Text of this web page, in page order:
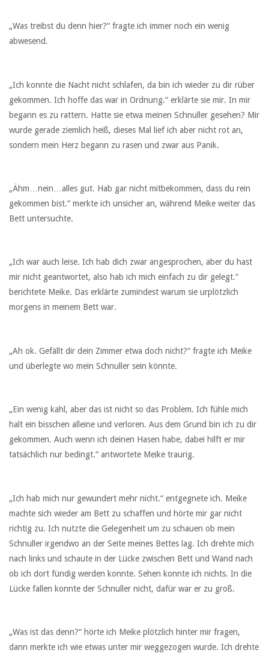
„Was treibst du denn hier?“ fragte ich immer noch ein wenig
abwesend.
„Ich konnte die Nacht nicht schlafen, da bin ich wieder zu dir rüber
gekommen. Ich hoffe das war in Ordnung.“ erklärte sie mir. In mir
begann es zu rattern. Hatte sie etwa meinen Schnuller gesehen? Mir
wurde gerade ziemlich heiß, dieses Mal lief ich aber nicht rot an,
sondern mein Herz begann zu rasen und zwar aus Panik.
„Ähm…nein…alles gut. Hab gar nicht mitbekommen, dass du rein
gekommen bist.“ merkte ich unsicher an, während Meike weiter das
Bett untersuchte.
„Ich war auch leise. Ich hab dich zwar angesprochen, aber du hast
mir nicht geantwortet, also hab ich mich einfach zu dir gelegt.“
berichtete Meike. Das erklärte zumindest warum sie urplötzlich
morgens in meinem Bett war.
„Ah ok. Gefällt dir dein Zimmer etwa doch nicht?“ fragte ich Meike
und überlegte wo mein Schnuller sein könnte.
„Ein wenig kahl, aber das ist nicht so das Problem. Ich fühle mich
halt ein bisschen alleine und verloren. Aus dem Grund bin ich zu dir
gekommen. Auch wenn ich deinen Hasen habe, dabei hilft er mir
tatsächlich nur bedingt.“ antwortete Meike traurig.
„Ich hab mich nur gewundert mehr nicht.“ entgegnete ich. Meike
machte sich wieder am Bett zu schaffen und hörte mir gar nicht
richtig zu. Ich nutzte die Gelegenheit um zu schauen ob mein
Schnuller irgendwo an der Seite meines Bettes lag. Ich drehte mich
nach links und schaute in der Lücke zwischen Bett und Wand nach
ob ich dort fündig werden konnte. Sehen konnte ich nichts. In die
Lücke fallen konnte der Schnuller nicht, dafür war er zu groß.
„Was ist das denn?“ hörte ich Meike plötzlich hinter mir fragen,
dann merkte ich wie etwas unter mir weggezogen wurde. Ich drehte